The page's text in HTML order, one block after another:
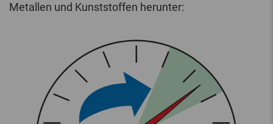
Metallen und Kunststoffen herunter: